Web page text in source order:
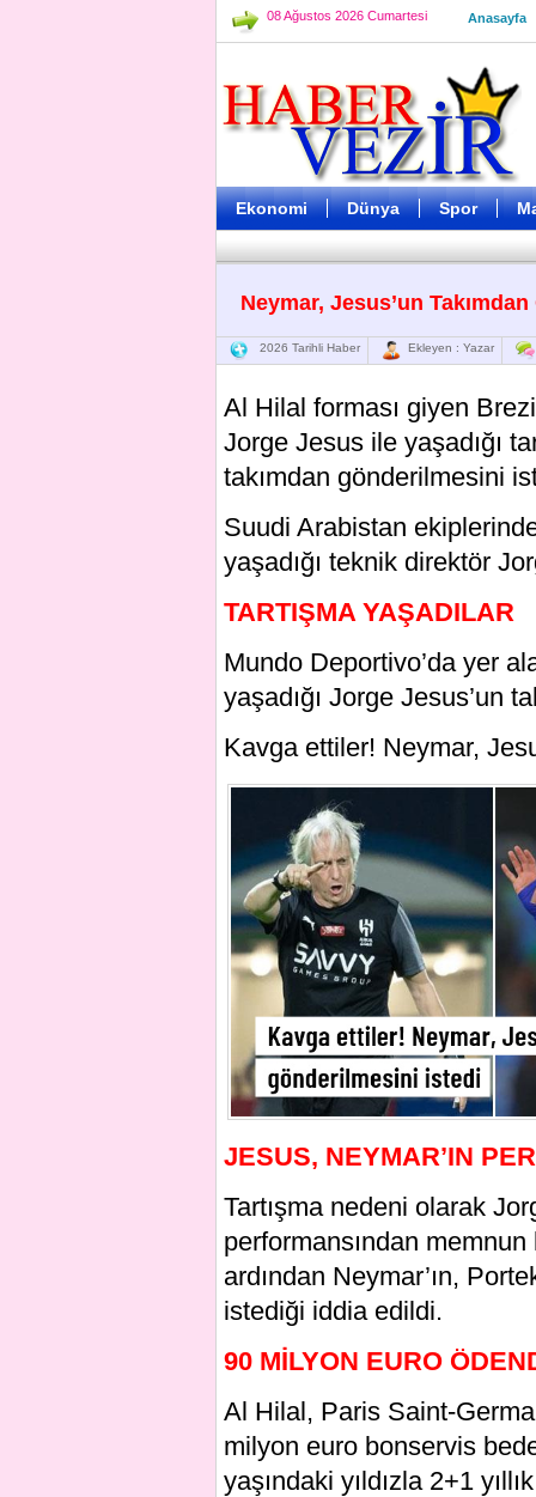
08 Ağustos 2026 Cumartesi Anasayfa
Ekonomi Dünya Spor
Neymar, Jesus’un
2026 Tarihli Haber Ekleyen : Yazar
Al Hilal forması giyen
Jorge Jesus ile yaşadığı
takımdan gönderilmesini
Suudi Arabistan
yaşadığı teknik direktör
TARTIŞMA YAŞADILAR
Mundo Deportivo’da yer
yaşadığı Jorge Jesus’un
Kavga ettiler! Neymar,
JESUS, NEYMAR’IN
Tartışma nedeni olarak
performansından memnun
ardından Neymar’ın,
istediği iddia edildi.
90 MİLYON EURO
Al Hilal, Paris Saint-
milyon euro bonservis
yaşındaki yıldızla 2+1